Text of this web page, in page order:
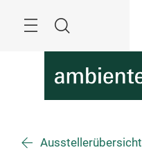
Suche
Ausstellerübersicht